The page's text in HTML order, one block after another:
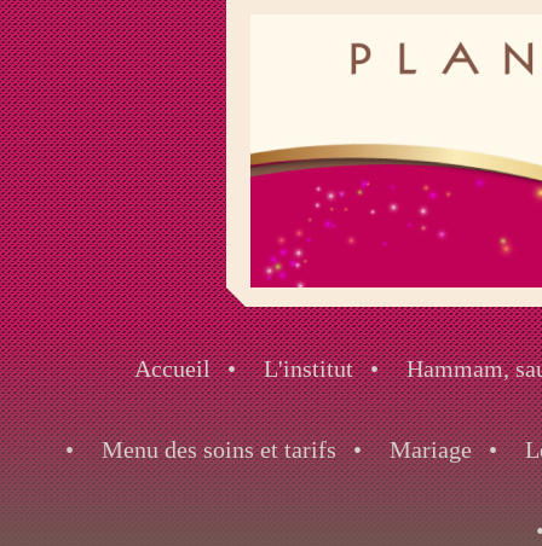
Accueil L'institut Hammam,
Menu des soins et tarifs Mariage